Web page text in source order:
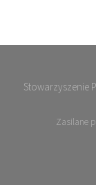
Stowarzyszenie
Zasilane